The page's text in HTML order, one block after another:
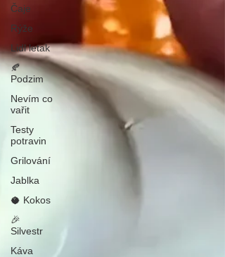
Čaje
Rýže
Lidl letak
🍂
Podzim
Nevím co
vařit
Testy
potravin
Grilování
Jablka
🥥 Kokos
🎉
Silvestr
Káva